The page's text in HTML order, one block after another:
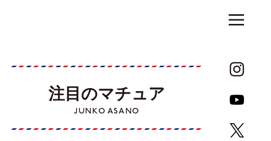
注目のマチュア
JUNKO ASANO